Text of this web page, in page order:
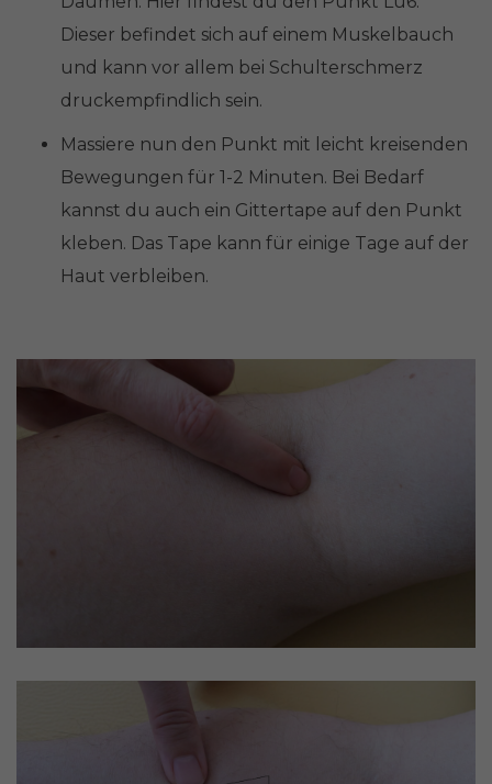
Dieser befindet sich auf einem Muskelbauch
und kann vor allem bei Schulterschmerz
druckempfindlich sein.
Massiere nun den Punkt mit leicht kreisenden
Bewegungen für 1-2 Minuten. Bei Bedarf
kannst du auch ein Gittertape auf den Punkt
kleben. Das Tape kann für einige Tage auf der
Haut verbleiben.